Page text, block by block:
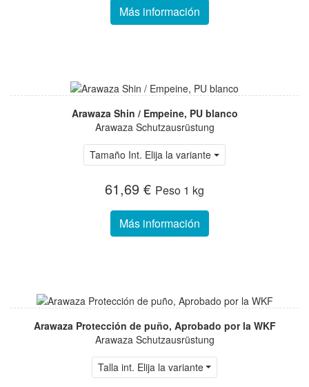
Más información
Arawaza Shin / Empeine, PU blanco
Arawaza Schutzausrüstung
Tamaño Int. Elija la variante
61,69 € Peso 1 kg
Más información
Arawaza Protección de puño, Aprobado por la WKF
Arawaza Schutzausrüstung
Talla int. Elija la variante